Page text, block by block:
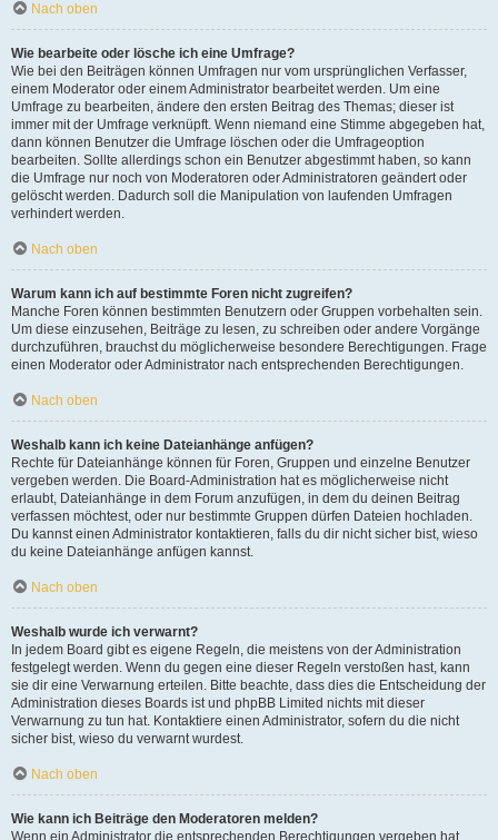
Nach oben
Wie bearbeite oder lösche ich eine Umfrage?
Wie bei den Beiträgen können Umfragen nur vom ursprünglichen Verfasser,
einem Moderator oder einem Administrator bearbeitet werden. Um eine
Umfrage zu bearbeiten, ändere den ersten Beitrag des Themas; dieser ist
immer mit der Umfrage verknüpft. Wenn niemand eine Stimme abgegeben hat,
dann können Benutzer die Umfrage löschen oder die Umfrageoption
bearbeiten. Sollte allerdings schon ein Benutzer abgestimmt haben, so kann
die Umfrage nur noch von Moderatoren oder Administratoren geändert oder
gelöscht werden. Dadurch soll die Manipulation von laufenden Umfragen
verhindert werden.
Nach oben
Warum kann ich auf bestimmte Foren nicht zugreifen?
Manche Foren können bestimmten Benutzern oder Gruppen vorbehalten sein.
Um diese einzusehen, Beiträge zu lesen, zu schreiben oder andere Vorgänge
durchzuführen, brauchst du möglicherweise besondere Berechtigungen. Frage
einen Moderator oder Administrator nach entsprechenden Berechtigungen.
Nach oben
Weshalb kann ich keine Dateianhänge anfügen?
Rechte für Dateianhänge können für Foren, Gruppen und einzelne Benutzer
vergeben werden. Die Board-Administration hat es möglicherweise nicht
erlaubt, Dateianhänge in dem Forum anzufügen, in dem du deinen Beitrag
verfassen möchtest, oder nur bestimmte Gruppen dürfen Dateien hochladen.
Du kannst einen Administrator kontaktieren, falls du dir nicht sicher bist, wieso
du keine Dateianhänge anfügen kannst.
Nach oben
Weshalb wurde ich verwarnt?
In jedem Board gibt es eigene Regeln, die meistens von der Administration
festgelegt werden. Wenn du gegen eine dieser Regeln verstoßen hast, kann
sie dir eine Verwarnung erteilen. Bitte beachte, dass dies die Entscheidung der
Administration dieses Boards ist und phpBB Limited nichts mit dieser
Verwarnung zu tun hat. Kontaktiere einen Administrator, sofern du die nicht
sicher bist, wieso du verwarnt wurdest.
Nach oben
Wie kann ich Beiträge den Moderatoren melden?
Wenn ein Administrator die entsprechenden Berechtigungen vergeben hat,